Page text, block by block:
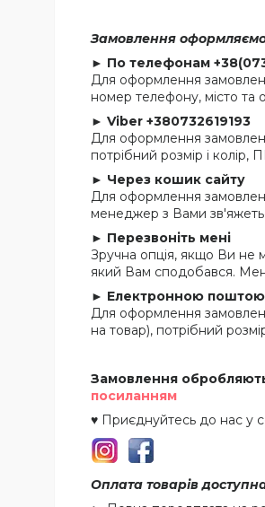
Замовлення
► По телефонам
Для оформлення
номер телефону, місто та
► Viber +380732619193
Для оформлення
потрібний розмір і
► Через кошик сайту
Для оформлення
менеджер з Вами
► Перезвоніть мені
Зручна опція, якщо Ви не
який Вам сподобався.
► Електронною
Для оформлення
на товар), потрібний
Замовлення
посиланням
♥ Приєднуйтесь до нас у
Оплата товарів